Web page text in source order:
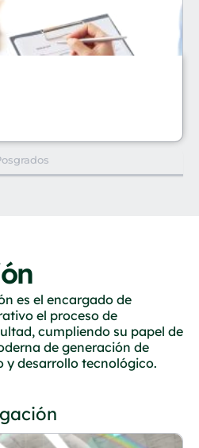
es el encargado de
el proceso de
cumpliendo su papel de
de generación de
desarrollo tecnológico.